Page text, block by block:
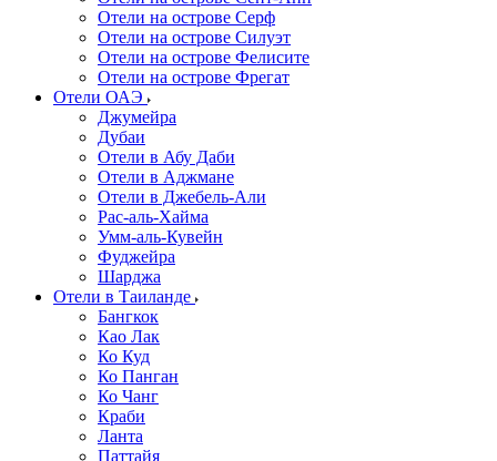
Отели на острове Серф
Отели на острове Силуэт
Отели на острове Фелисите
Отели на острове Фрегат
Отели ОАЭ
Джумейра
Дубаи
Отели в Абу Даби
Отели в Аджмане
Отели в Джебель-Али
Рас-аль-Хайма
Умм-аль-Кувейн
Фуджейра
Шарджа
Отели в Таиланде
Бангкок
Као Лак
Ко Куд
Ко Панган
Ко Чанг
Краби
Ланта
Паттайя